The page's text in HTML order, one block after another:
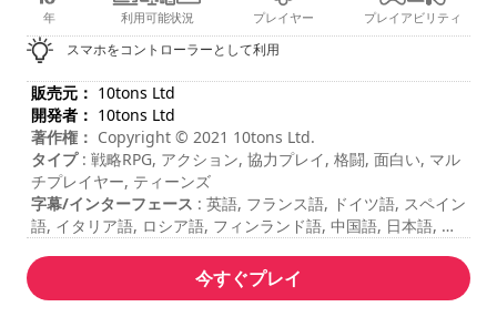
年 利用可能状況 プレイヤー プレイアビリティ
スマホをコントローラーとして利用
販売元： 10tons Ltd
開発者： 10tons Ltd
著作権： Copyright © 2021 10tons Ltd.
タイプ: 戦略RPG, アクション, 協力プレイ, 格闘, 面白い, マル
チプレイヤー, ティーンズ
字幕/インターフェース : 英語, フランス語, ドイツ語, スペイン
語, イタリア語, ロシア語, フィンランド語, 中国語, 日本語, 韓
セッションの長さ
: > 30 分
合計期間
今すぐプレイ